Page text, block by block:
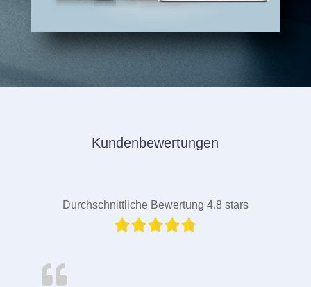
Kundenbewertungen
Durchschnittliche Bewertung 4.8 stars